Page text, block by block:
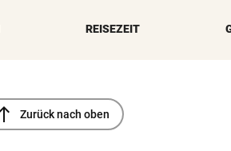
REISEZEIT
Zurück nach oben